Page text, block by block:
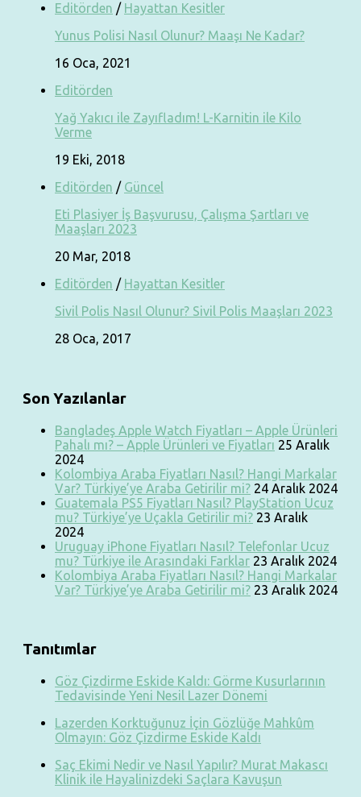
Editörden / Hayattan Kesitler
Yunus Polisi Nasıl Olunur? Maaşı Ne Kadar?
16 Oca, 2021
Editörden
Yağ Yakıcı ile Zayıfladım! L-Karnitin ile Kilo
Verme
19 Eki, 2018
Editörden / Güncel
Eti Plasiyer İş Başvurusu, Çalışma Şartları ve
Maaşları 2023
20 Mar, 2018
Editörden / Hayattan Kesitler
Sivil Polis Nasıl Olunur? Sivil Polis Maaşları 2023
28 Oca, 2017
Son Yazılanlar
Bangladeş Apple Watch Fiyatları – Apple Ürünleri
Pahalı mı? – Apple Ürünleri ve Fiyatları 25 Aralık
2024
Kolombiya Araba Fiyatları Nasıl? Hangi Markalar
Var? Türkiye’ye Araba Getirilir mi? 24 Aralık 2024
Guatemala PS5 Fiyatları Nasıl? PlayStation Ucuz
mu? Türkiye’ye Uçakla Getirilir mi? 23 Aralık
2024
Uruguay iPhone Fiyatları Nasıl? Telefonlar Ucuz
mu? Türkiye ile Arasındaki Farklar 23 Aralık 2024
Kolombiya Araba Fiyatları Nasıl? Hangi Markalar
Var? Türkiye’ye Araba Getirilir mi? 23 Aralık 2024
Tanıtımlar
Göz Çizdirme Eskide Kaldı: Görme Kusurlarının
Tedavisinde Yeni Nesil Lazer Dönemi
Lazerden Korktuğunuz İçin Gözlüğe Mahkûm
Olmayın: Göz Çizdirme Eskide Kaldı
Saç Ekimi Nedir ve Nasıl Yapılır? Murat Makascı
Klinik ile Hayalinizdeki Saçlara Kavuşun